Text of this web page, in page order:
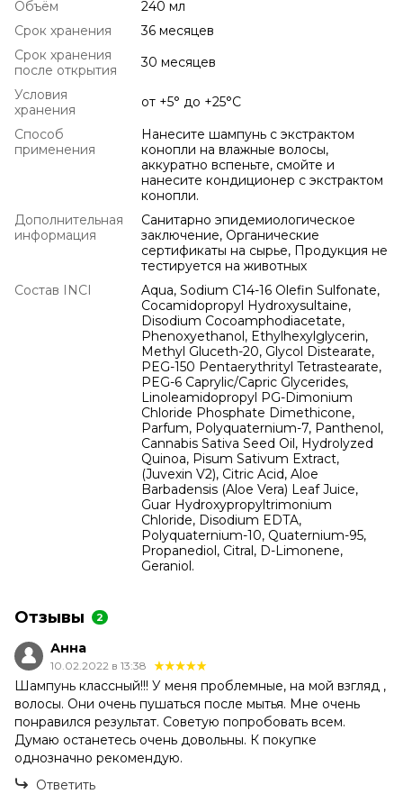
Объём
240 мл
Срок хранения
36 месяцев
Срок хранения
после открытия
30 месяцев
Условия
хранения
от +5° до +25°С
Способ
применения
Нанесите шампунь с экстрактом
конопли на влажные волосы,
аккуратно вспеньте, смойте и
нанесите кондиционер с экстрактом
конопли.
Дополнительная
информация
Санитарно эпидемиологическое
заключение, Органические
сертификаты на сырье, Продукция не
тестируется на животных
Состав INCI
Aqua, Sodium C14-16 Olefin Sulfonate,
Cocamidopropyl Hydroxysultaine,
Disodium Cocoamphodiacetate,
Phenoxyethanol, Ethylhexylglycerin,
Methyl Gluceth-20, Glycol Distearate,
PEG-150 Pentaerythrityl Tetrastearate,
PEG-6 Caprylic/Capric Glycerides,
Linoleamidopropyl PG-Dimonium
Chloride Phosphate Dimethicone,
Parfum, Polyquaternium-7, Panthenol,
Cannabis Sativa Seed Oil, Hydrolyzed
Quinoa, Pisum Sativum Extract,
(Juvexin V2), Citric Acid, Aloe
Barbadensis (Aloe Vera) Leaf Juice,
Guar Hydroxypropyltrimonium
Chloride, Disodium EDTA,
Polyquaternium-10, Quaternium-95,
Propanediol, Citral, D-Limonene,
Geraniol.
Отзывы 2
Анна
10.02.2022 в 13:38
Шампунь классный!!! У меня проблемные, на мой взгляд ,
волосы. Они очень пушаться после мытья. Мне очень
понравился результат. Советую попробовать всем.
Думаю останетесь очень довольны. К покупке
однозначно рекомендую.
Ответить